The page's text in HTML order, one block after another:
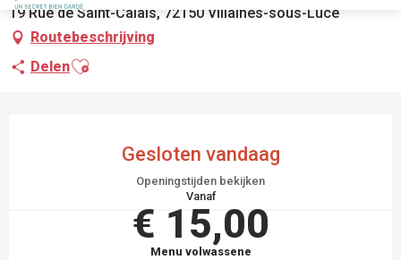
19 Rue de Saint-Calais, 72150 Villaines-sous-Lucé
Routebeschrijving
DelenAjouter aux favoris
Gesloten vandaag
Openingstijden bekijken
Vanaf
€ 15,00
Menu volwassene